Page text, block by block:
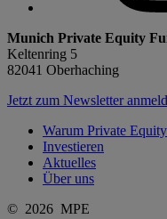
Munich Private Equity
Keltenring 5
82041 Oberhaching
Jetzt zum Newsletter
Warum Private
Investieren
Aktuelles
Über uns
© 2026 MPE